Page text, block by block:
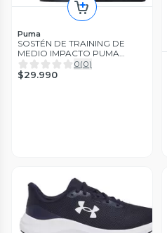
Puma
SOSTÉN DE TRAINING DE
MEDIO IMPACTO PUMA
PEARL PARA MUJER
0(0)
$29.990